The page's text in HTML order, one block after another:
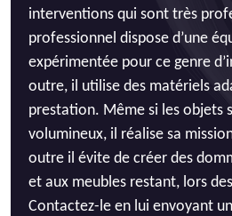
interventions qui sont très
professionnel dispose d’une
expérimentée pour ce genre
outre, il utilise des matériels
prestation. Même si les objets
volumineux, il réalise sa
outre il évite de créer des
et aux meubles restant, lors
Contactez-le en lui envoyant